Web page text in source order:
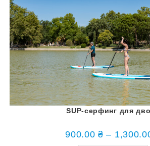
SUP-серфинг для
900.00₴ –